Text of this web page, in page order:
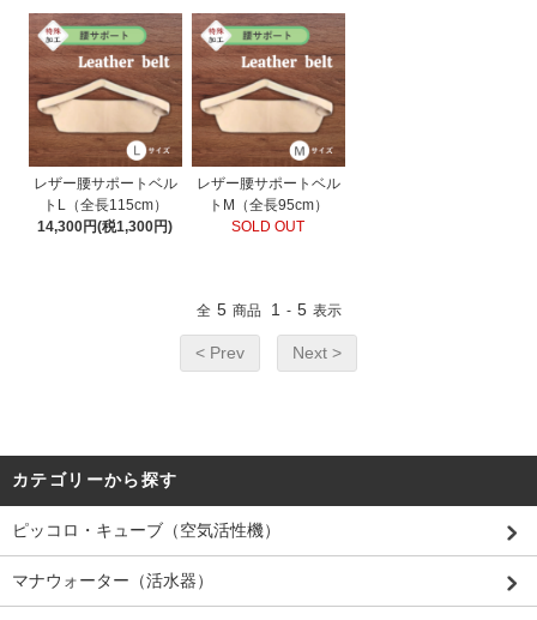
レザー腰サポートベル
トL（全長115cm）
14,300円(税1,300円)
レザー腰サポートベル
トM（全長95cm）
SOLD OUT
全 5 商品 1 - 5 表示
< Prev Next >
カテゴリーから探す
ピッコロ・キューブ（空気活性機）
マナウォーター（活水器）